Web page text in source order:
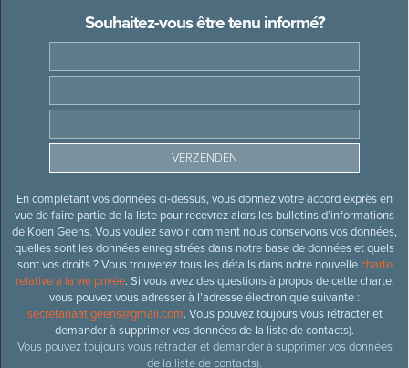
Souhaitez-vous être tenu informé?
En complétant vos données ci-dessus, vous donnez votre accord exprès en
vue de faire partie de la liste pour recevrez alors les bulletins d’informations
de Koen Geens. Vous voulez savoir comment nous conservons vos données,
quelles sont les données enregistrées dans notre base de données et quels
sont vos droits ? Vous trouverez tous les détails dans notre nouvellecharte
relative à la vie privée. Si vous avez des questions à propos de cette charte,
vous pouvez vous adresser à l’adresse électronique suivante :
secretariaat.geens@gmail.com. Vous pouvez toujours vous rétracter et
demander à supprimer vos données de la liste de contacts).
Vous pouvez toujours vous rétracter et demander à supprimer vos données
de la liste de contacts).